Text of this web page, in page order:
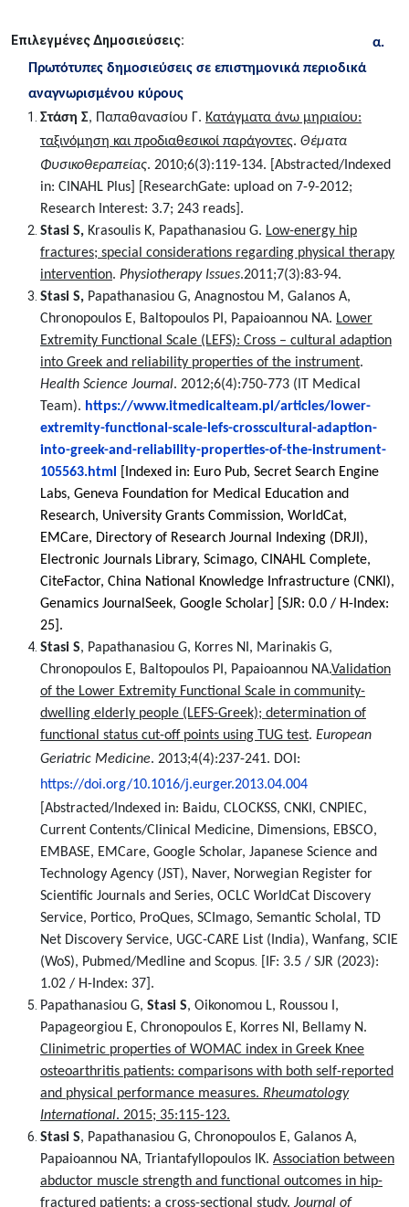
Επιλεγμένες Δημοσιεύσεις:
α.
Πρωτότυπες δημοσιεύσεις σε επιστημονικά περιοδικά
αναγνωρισμένου κύρους
Στάση Σ, Παπαθανασίου Γ. Κατάγματα άνω μηριαίου:
ταξινόμηση και προδιαθεσικοί παράγοντες. Θέματα
Φυσικοθεραπείας. 2010;6(3):119-134. [Abstracted/Indexed
in: CINAHL Plus] [ResearchGate: upload on 7-9-2012;
Research Interest: 3.7; 243 reads].
Stasi S, Krasoulis K, Papathanasiou G. Low-energy hip
fractures; special considerations regarding physical therapy
intervention. Physiotherapy Issues.2011;7(3):83-94.
Stasi S, Papathanasiou G, Anagnostou M, Galanos A,
Chronopoulos E, Baltopoulos PI, Papaioannou NA. Lower
Extremity Functional Scale (LEFS): Cross – cultural adaption
into Greek and reliability properties of the instrument.
Health Science Journal. 2012;6(4):750-773 (IT Medical
Team). https://www.itmedicalteam.pl/articles/lower-
extremity-functional-scale-lefs-crosscultural-adaption-
into-greek-and-reliability-properties-of-the-instrument-
105563.html
[Indexed in: Euro Pub, Secret Search Engine
Labs, Geneva Foundation for Medical Education and
Research, University Grants Commission, WorldCat,
EMCare, Directory of Research Journal Indexing (DRJI),
Electronic Journals Library, Scimago, CINAHL Complete,
CiteFactor, China National Knowledge Infrastructure (CNKI),
Genamics JournalSeek, Google Scholar] [SJR: 0.0 / H-Index:
25].
Stasi S, Papathanasiou G, Korres NI, Marinakis G,
Chronopoulos E, Baltopoulos PI, Papaioannou NA.Validation
of the Lower Extremity Functional Scale in community-
dwelling elderly people (LEFS-Greek); determination of
functional status cut-off points using TUG test. European
Geriatric Medicine. 2013;4(4):237-241. DOI:
https://doi.org/10.1016/j.eurger.2013.04.004
[Abstracted/Indexed in: Baidu, CLOCKSS, CNKI, CNPIEC,
Current Contents/Clinical Medicine, Dimensions, EBSCO,
EMBASE, EMCare, Google Scholar, Japanese Science and
Technology Agency (JST), Naver, Norwegian Register for
Scientific Journals and Series, OCLC WorldCat Discovery
Service, Portico, ProQues, SCImago, Semantic Scholal, TD
Net Discovery Service, UGC-CARE List (India), Wanfang, SCIE
(WoS), Pubmed/Medline and Scopus. [IF: 3.5 / SJR (2023):
1.02 / H-Index: 37] .
Papathanasiou G, Stasi S, Oikonomou L, Roussou I,
Papageorgiou E, Chronopoulos E, Korres NI, Bellamy N.
Clinimetric properties of WOMAC index in Greek Knee
osteoarthritis patients: comparisons with both self-reported
and physical performance measures. Rheumatology
International. 2015; 35:115-123.
Stasi S, Papathanasiou G, Chronopoulos E, Galanos A,
Papaioannou NA, Triantafyllopoulos IK. Association between
abductor muscle strength and functional outcomes in hip-
fractured patients: a cross-sectional study. Journal of